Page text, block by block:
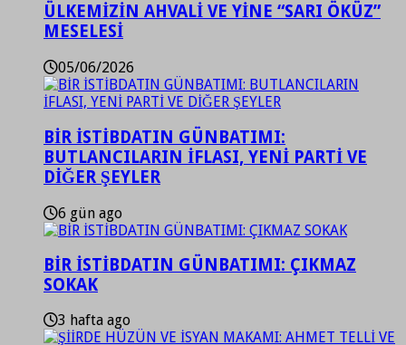
ÜLKEMİZİN AHVALİ VE YİNE “SARI ÖKÜZ”
MESELESİ
05/06/2026
BİR İSTİBDATIN GÜNBATIMI:
BUTLANCILARIN İFLASI, YENİ PARTİ VE
DİĞER ŞEYLER
6 gün ago
BİR İSTİBDATIN GÜNBATIMI: ÇIKMAZ
SOKAK
3 hafta ago